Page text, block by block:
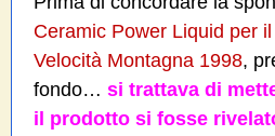
Ceramic Power Liquid per
Velocità Montagna 1998,
fondo… si trattava di
il prodotto si fosse